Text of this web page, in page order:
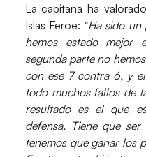
La capitana ha
Islas Feroe: “Ha sido un
hemos estado
segunda parte no
con ese 7 contra 6, y
todo muchos fallos de
resultado es el que
defensa. Tiene que
tenemos que ganar los